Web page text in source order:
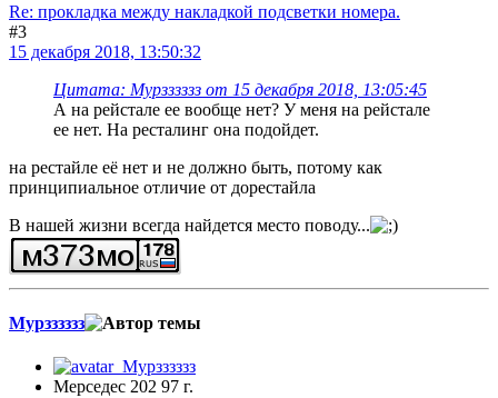
Re: прокладка между накладкой подсветки номера.
#3
15 декабря 2018, 13:50:32
Цитата: Мурзззззз от 15 декабря 2018, 13:05:45
А на рейстале ее вообще нет? У меня на рейстале
ее нет. На ресталинг она подойдет.
на рестайле её нет и не должно быть, потому как
принципиальное отличие от дорестайла
В нашей жизни всегда найдется место поводу...
Мурзззззз
Мерседес 202 97 г.